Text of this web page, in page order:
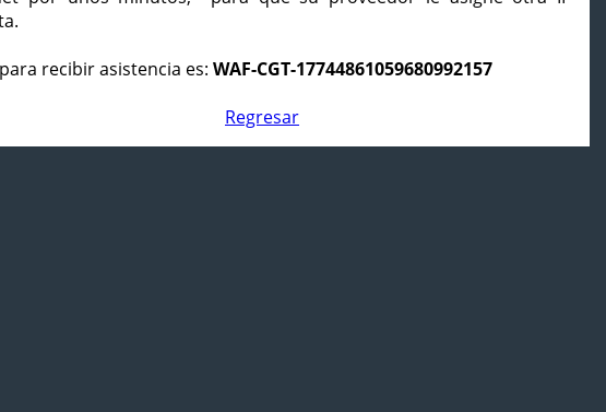
recibir asistencia es: WAF-CGT-17744861059680992157
Regresar